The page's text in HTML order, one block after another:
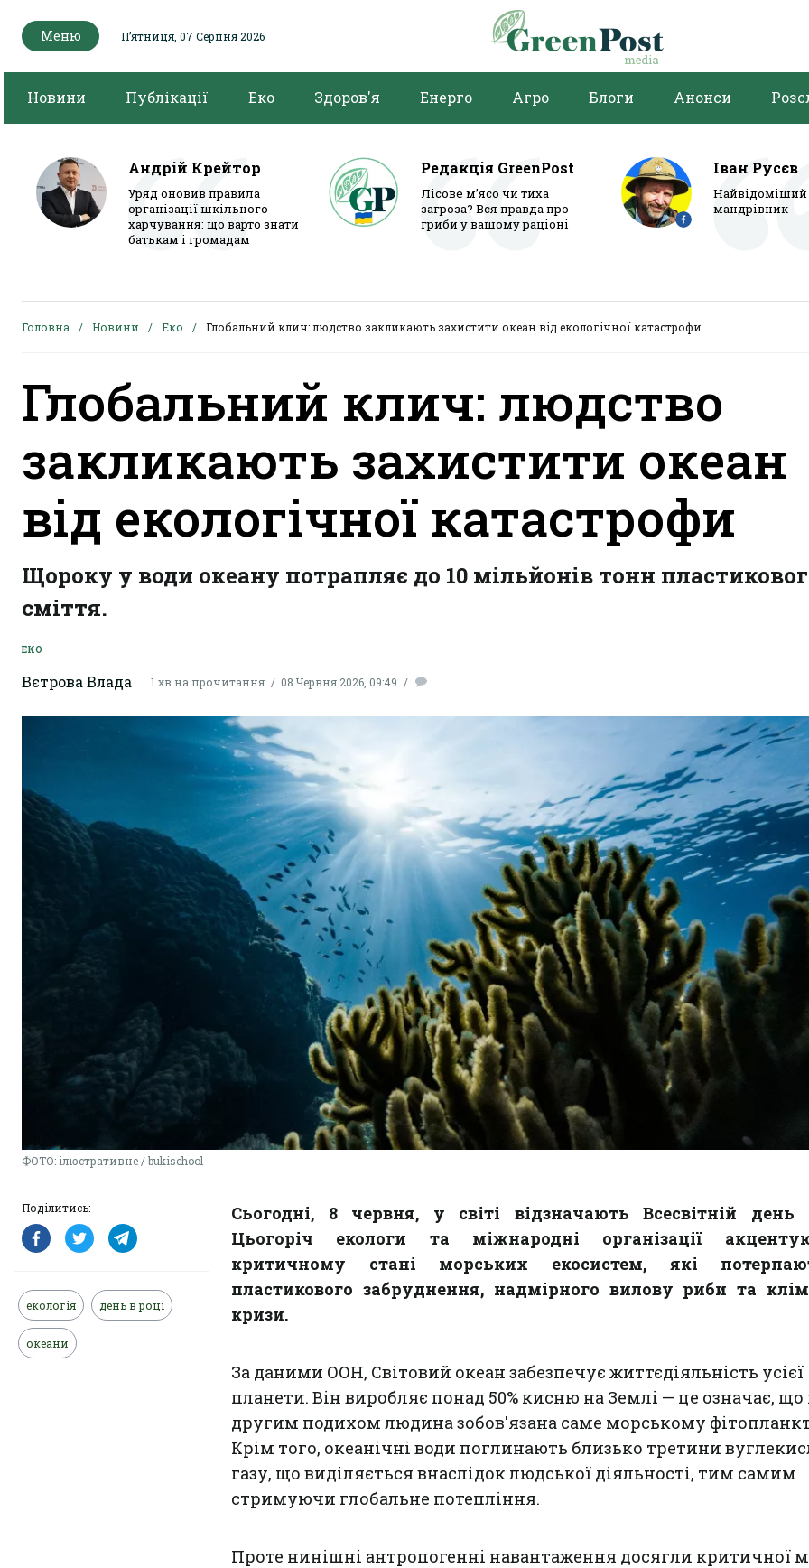
Меню Пʼятниця, 07 Серпня 2026
Новини Публікації Еко Здоров'я Енерго Агро Блоги Анонси
Андрій Крейтор
Уряд оновив правила
організації шкільного
харчування: що варто знати
батькам і громадам
Редакція GreenPost
Лісове м’ясо чи тиха
загроза? Вся правда про
гриби у вашому раціоні
Іван Русєв
мандрівник
Головна Новини Еко Глобальний клич: людство закликають захистити океан від екологічної катастрофи
Глобальний клич: людство
закликають захистити океан
від екологічної катастрофи
Щороку у води океану потрапляє до 10 мільйонів тонн
сміття.
ЕКО
Вєтрова Влада 1 хв на прочитання 08 Червня 2026, 09:49
ФОТО: ілюстративне / bukischool
Поділитись:
екологія день в році
океани
Сьогодні, 8 червня, у світі відзначають Всесвітній день
Цьогоріч екологи та міжнародні організації
критичному стані морських екосистем, які
пластикового забруднення, надмірного вилову риби та
кризи.
За даними ООН, Світовий океан забезпечує життєдіяльність усієї
планети. Він виробляє понад 50% кисню на Землі — це означає,
другим подихом людина зобов'язана саме морському
Крім того, океанічні води поглинають близько третини
газу, що виділяється внаслідок людської діяльності, тим самим
стримуючи глобальне потепління.
Проте нинішні антропогенні навантаження досягли критичної